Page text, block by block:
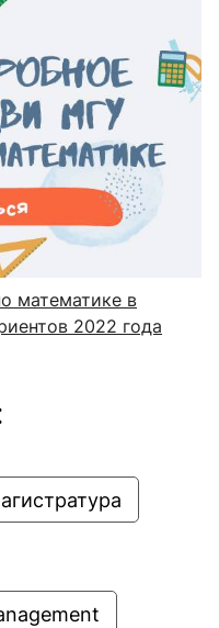
математике в
2022 года